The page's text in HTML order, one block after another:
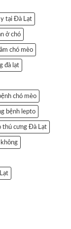
y tại Đà Lạt
ở chó
chó mèo
đà lạt
chó mèo
bệnh lepto
thú cưng Đà Lạt
không